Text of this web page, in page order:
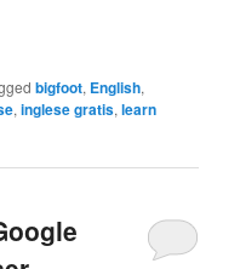
bigfoot, English,
,inglese gratis,learn